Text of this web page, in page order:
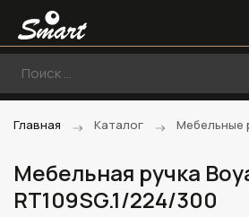
Главная Каталог Мебельные
Мебельная ручка
RT109SG.1/224/300